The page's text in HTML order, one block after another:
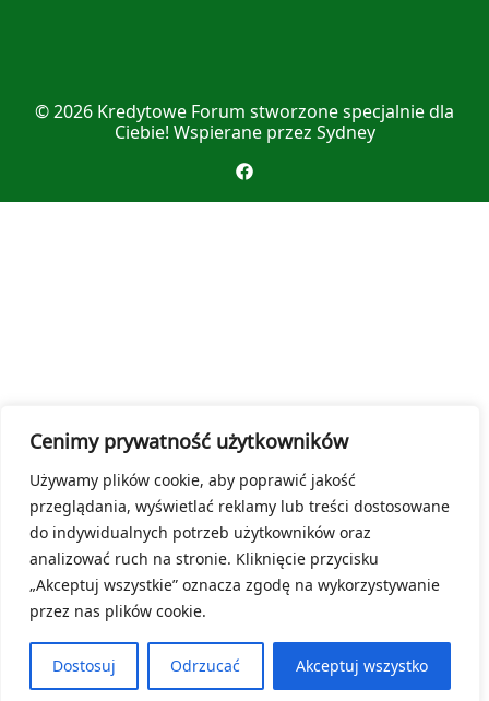
Cenimy prywatność użytkowników
Używamy plików cookie, aby poprawić jakość
przeglądania, wyświetlać reklamy lub treści dostosowane
do indywidualnych potrzeb użytkowników oraz
analizować ruch na stronie. Kliknięcie przycisku
„Akceptuj wszystkie” oznacza zgodę na wykorzystywanie
przez nas plików cookie.
Dostosuj Odrzucać Akceptuj wszystko
© 2026 Kredytowe Forum stworzone specjalnie dla
Ciebie! Wspierane przez Sydney